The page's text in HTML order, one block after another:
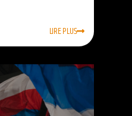
LIRE PLUS